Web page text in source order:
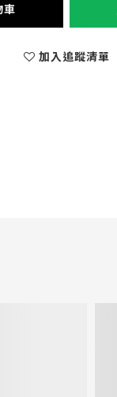
車
加入追蹤清單